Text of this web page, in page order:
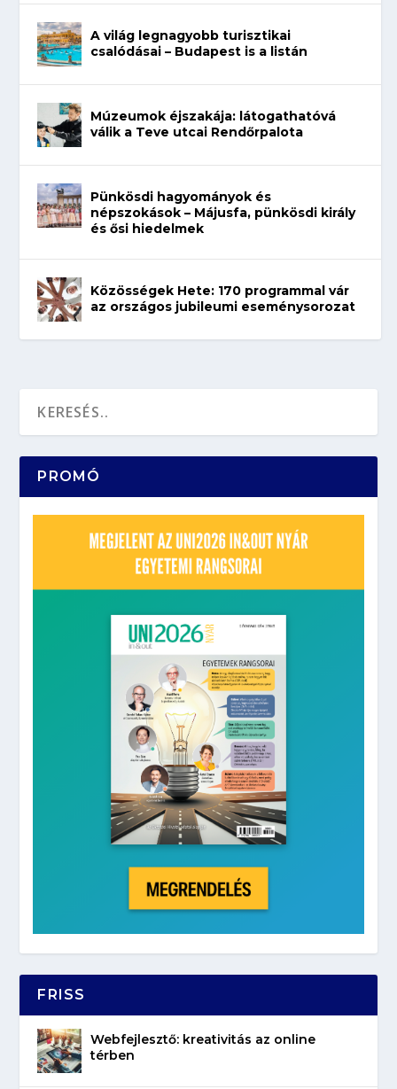
A világ legnagyobb turisztikai
csalódásai – Budapest is a listán
Múzeumok éjszakája: látogathatóvá
válik a Teve utcai Rendőrpalota
Pünkösdi hagyományok és
népszokások – Májusfa, pünkösdi király
és ősi hiedelmek
Közösségek Hete: 170 programmal vár
az országos jubileumi eseménysorozat
PROMÓ
FRISS
Webfejlesztő: kreativitás az online
térben